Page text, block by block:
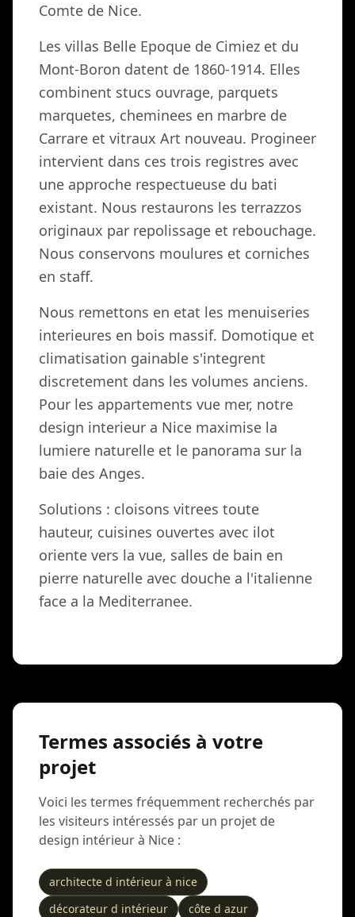
Comte de Nice.
Les villas Belle Epoque de Cimiez et du
Mont-Boron datent de 1860-1914. Elles
combinent stucs ouvrage, parquets
marquetes, cheminees en marbre de
Carrare et vitraux Art nouveau. Progineer
intervient dans ces trois registres avec
une approche respectueuse du bati
existant. Nous restaurons les terrazzos
originaux par repolissage et rebouchage.
Nous conservons moulures et corniches
en staff.
Nous remettons en etat les menuiseries
interieures en bois massif. Domotique et
climatisation gainable s'integrent
discretement dans les volumes anciens.
Pour les appartements vue mer, notre
design interieur a Nice maximise la
lumiere naturelle et le panorama sur la
baie des Anges.
Solutions : cloisons vitrees toute
hauteur, cuisines ouvertes avec ilot
oriente vers la vue, salles de bain en
pierre naturelle avec douche a l'italienne
face a la Mediterranee.
Termes associés à votre
projet
Voici les termes fréquemment recherchés par
les visiteurs intéressés par un projet de
design intérieur à Nice :
architecte d intérieur à nice
décorateur d intérieur
côte d azur